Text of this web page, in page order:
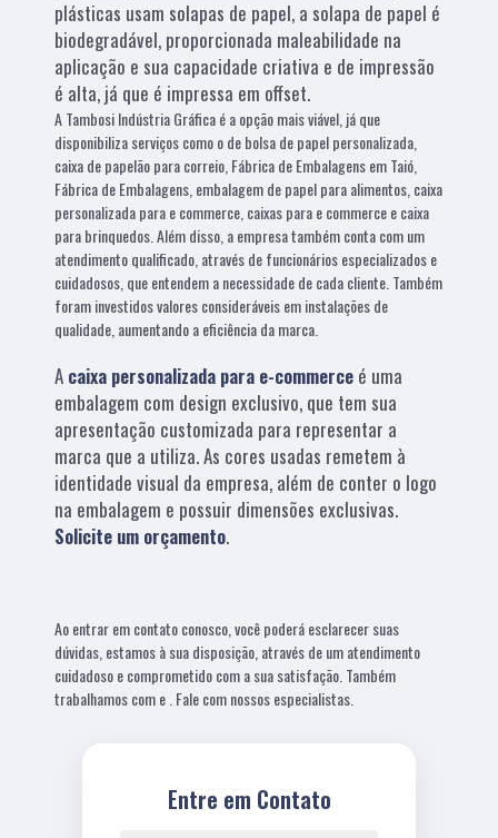
plásticas usam solapas de papel, a solapa de papel é
biodegradável, proporcionada maleabilidade na
aplicação e sua capacidade criativa e de impressão
é alta, já que é impressa em offset.
A Tambosi Indústria Gráfica é a opção mais viável, já que
disponibiliza serviços como o de bolsa de papel personalizada,
caixa de papelão para correio, Fábrica de Embalagens em Taió,
Fábrica de Embalagens, embalagem de papel para alimentos, caixa
personalizada para e commerce, caixas para e commerce e caixa
para brinquedos. Além disso, a empresa também conta com um
atendimento qualificado, através de funcionários especializados e
cuidadosos, que entendem a necessidade de cada cliente. Também
foram investidos valores consideráveis em instalações de
qualidade, aumentando a eficiência da marca.
A caixa personalizada para e-commerce é uma
embalagem com design exclusivo, que tem sua
apresentação customizada para representar a
marca que a utiliza. As cores usadas remetem à
identidade visual da empresa, além de conter o logo
na embalagem e possuir dimensões exclusivas.
Solicite um orçamento.
Ao entrar em contato conosco, você poderá esclarecer suas
dúvidas, estamos à sua disposição, através de um atendimento
cuidadoso e comprometido com a sua satisfação. Também
trabalhamos com e . Fale com nossos especialistas.
Entre em Contato